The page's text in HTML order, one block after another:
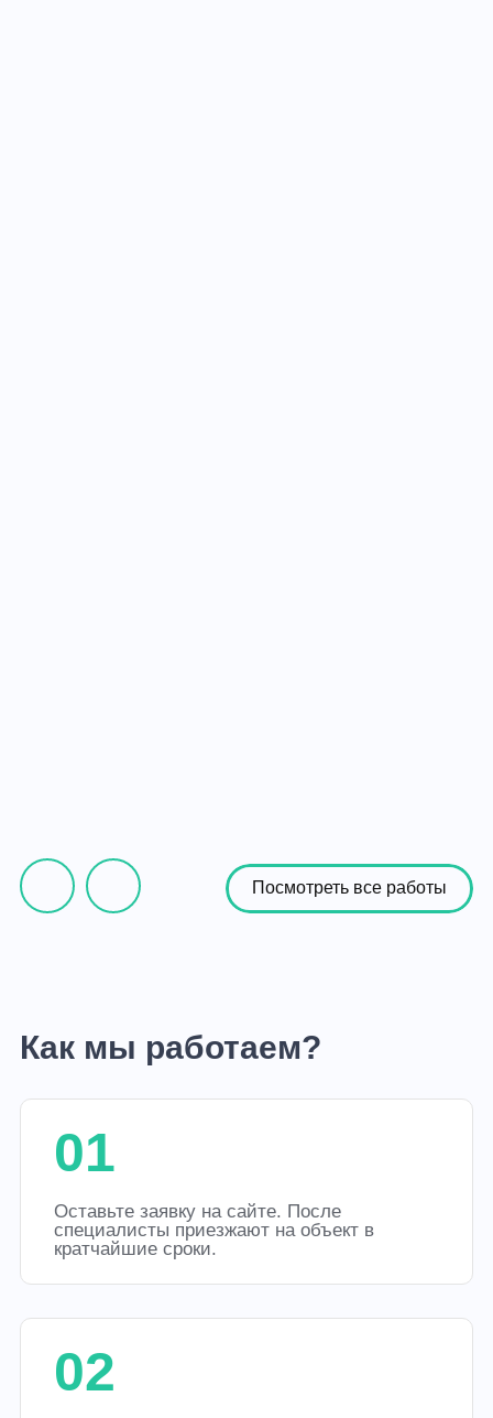
Посмотреть все работы
Как мы работаем?
01
Оставьте заявку на сайте. После
специалисты приезжают на объект в
кратчайшие сроки.
02